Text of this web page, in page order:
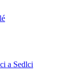
a Sedlci